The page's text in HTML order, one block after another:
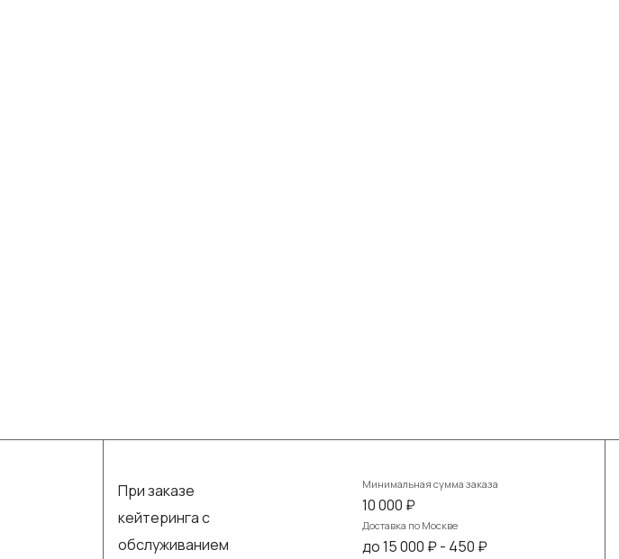
При заказе
кейтеринга с
обслуживанием
Минимальная сумма заказа
10 000 ₽
Доставка по Москве
до 15 000 ₽ - 450 ₽